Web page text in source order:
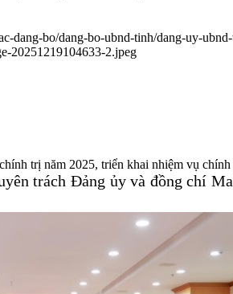
dang-bo/dang-bo-ubnd-tinh/dang-uy-
20251219104633-2.jpeg
trị năm 2025, triển khai nhiệm vụ
trách Đảng ủy và đồng chí